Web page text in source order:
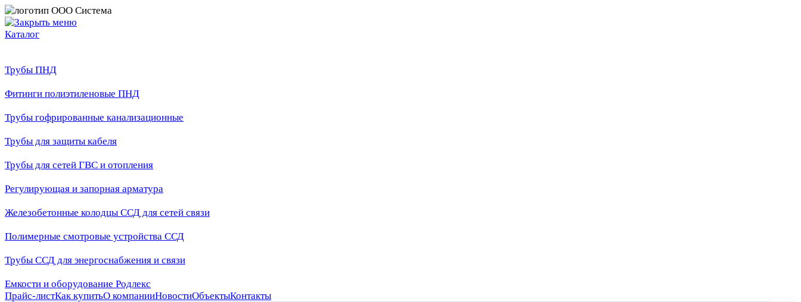
Каталог
Трубы ПНД
Фитинги полиэтиленовые ПНД
Трубы гофрированные канализационные
Трубы для защиты кабеля
Трубы для сетей ГВС и отопления
Регулирующая и запорная арматура
Железобетонные колодцы ССД для сетей связи
Полимерные смотровые устройства ССД
Трубы ССД для энергоснабжения и связи
Емкости и оборудование Родлекс
Прайс-листКак купитьО компанииНовостиОбъектыКонтакты